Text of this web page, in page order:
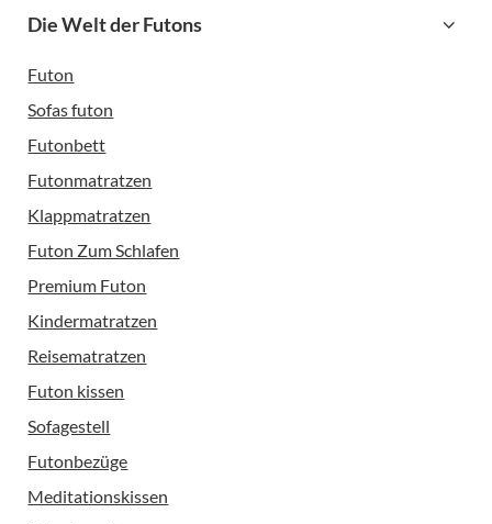
Die Welt der Futons
Futon
Sofas futon
Futonbett
Futonmatratzen
Klappmatratzen
Futon Zum Schlafen
Premium Futon
Kindermatratzen
Reisematratzen
Futon kissen
Sofagestell
Futonbezüge
Meditationskissen